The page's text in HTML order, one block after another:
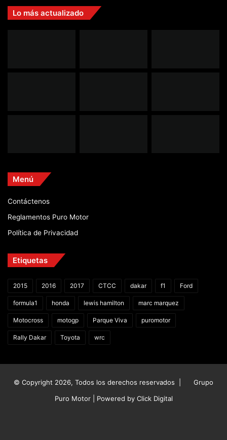
Lo más actualizado
Menú
Contáctenos
Reglamentos Puro Motor
Política de Privacidad
Etiquetas
2015 2016 2017 CTCC dakar f1 Ford
formula1 honda lewis hamilton marc marquez
Motocross motogp Parque Viva puromotor
Rally Dakar Toyota wrc
© Copyright 2026, Todos los derechos reservados |
Grupo
Puro Motor | Powered by Click Digital